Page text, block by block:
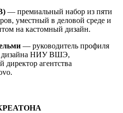
— премиальный набор из пяти
уместный в деловой среде и
на кастомный дизайн.
— руководитель профиля
дизайна НИУ ВШЭ,
директор агентства